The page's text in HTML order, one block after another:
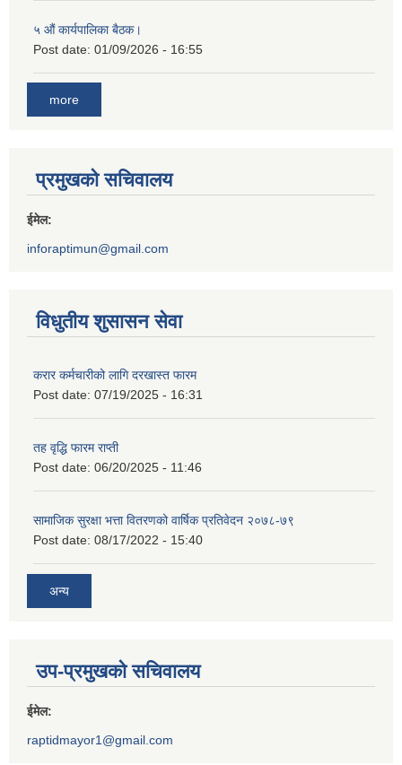
५ औं कार्यपालिका बैठक।
Post date: 01/09/2026 - 16:55
more
प्रमुखको सचिवालय
ईमेल:
inforaptimun@gmail.com
विधुतीय शुसासन सेवा
करार कर्मचारीको लागि दरखास्त फारम
Post date: 07/19/2025 - 16:31
तह वृद्धि फारम राप्ती
Post date: 06/20/2025 - 11:46
सामाजिक सुरक्षा भत्ता वितरणको वार्षिक प्रतिवेदन २०७८-७९
Post date: 08/17/2022 - 15:40
अन्य
उप-प्रमुखको सचिवालय
ईमेल:
raptidmayor1@gmail.com